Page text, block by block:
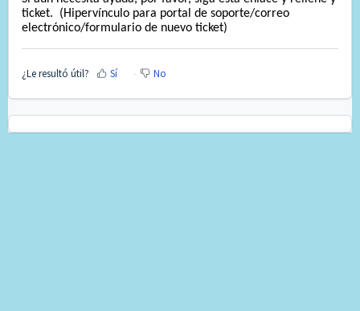
ticket. (Hipervínculo para portal de soporte/correo
electrónico/formulario de nuevo ticket)
¿Le resultó útil? Sí No